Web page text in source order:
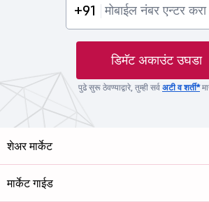
+91
डिमॅट अकाउंट उघडा
पुढे सुरू ठेवण्याद्वारे, तुम्ही सर्व अटी व शर्ती*
शेअर मार्केट
मार्केट गाईड